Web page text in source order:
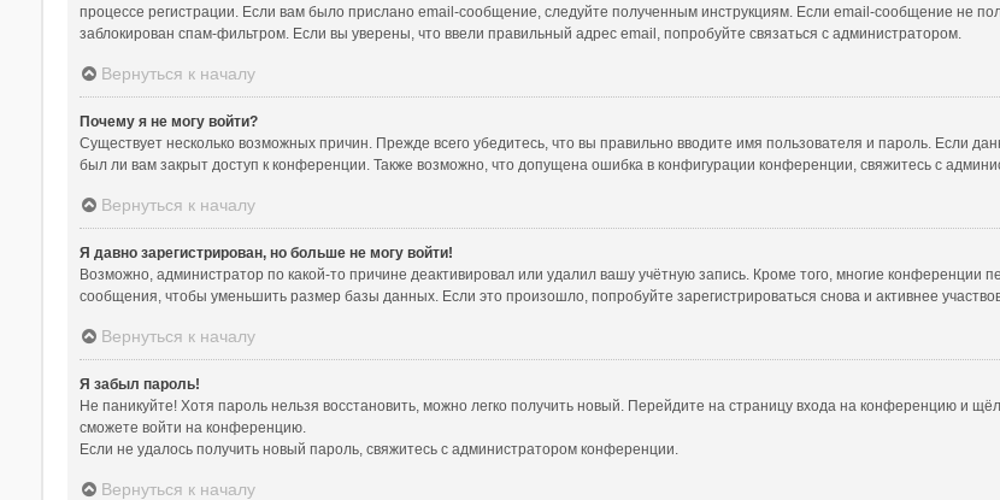
процессе регистрации. Если вам было прислано email-сообщение, следуйте полученным инструкциям. Если email-сообщение не
заблокирован спам-фильтром. Если вы уверены, что ввели правильный адрес email, попробуйте связаться с администратором.
Вернуться к началу
Почему я не могу войти?
Существует несколько возможных причин. Прежде всего убедитесь, что вы правильно вводите имя пользователя и пароль. Если
был ли вам закрыт доступ к конференции. Также возможно, что допущена ошибка в конфигурации конференции, свяжитесь с
Вернуться к началу
Я давно зарегистрирован, но больше не могу войти!
Возможно, администратор по какой-то причине деактивировал или удалил вашу учётную запись. Кроме того, многие конференции
сообщения, чтобы уменьшить размер базы данных. Если это произошло, попробуйте зарегистрироваться снова и активнее
Вернуться к началу
Я забыл пароль!
Не паникуйте! Хотя пароль нельзя восстановить, можно легко получить новый. Перейдите на страницу входа на конференцию и
сможете войти на конференцию.
Если не удалось получить новый пароль, свяжитесь с администратором конференции.
Вернуться к началу